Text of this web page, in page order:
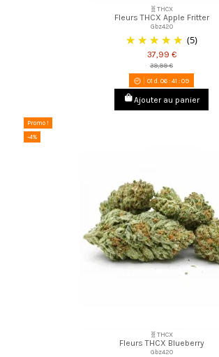
🧬THCX
Fleurs THCX Apple Fritter
Gbz420
(5)
37,99 €
39,99 €
01 d. 06:41 :08
Ajouter au panier
Promo !
-4%
🧬THCX
Fleurs THCX Blueberry
Gbz420